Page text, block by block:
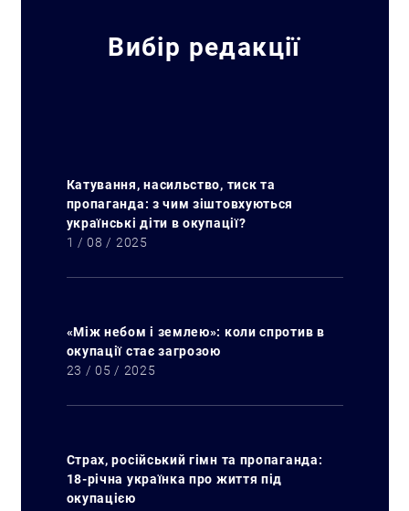
Вибір редакції
Катування, насильство, тиск та
пропаганда: з чим зіштовхуються
українські діти в окупації?
1 / 08 / 2025
«Між небом і землею»: коли спротив в
окупації стає загрозою
23 / 05 / 2025
Страх, російський гімн та пропаганда:
18-річна українка про життя під
окупацією